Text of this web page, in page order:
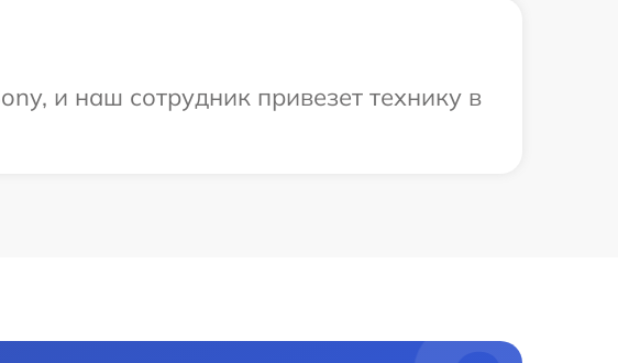
и наш сотрудник привезет технику в